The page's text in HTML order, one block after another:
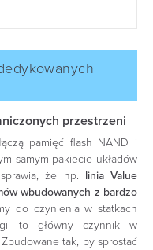
przestrzeni
pamięć flash NAND i
samym pakiecie układów
że np. linia Value
wbudowanych z bardzo
do czynienia w statkach
to główny czynnik w
tak, by sprostać